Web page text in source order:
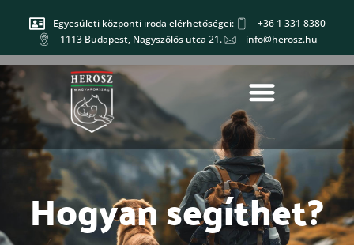
Egyesületi központi iroda elérhetőségei:
+36 1 331 8380
1113 Budapest, Nagyszőlős utca 21.
info@herosz.hu
Hogyan segíthet?